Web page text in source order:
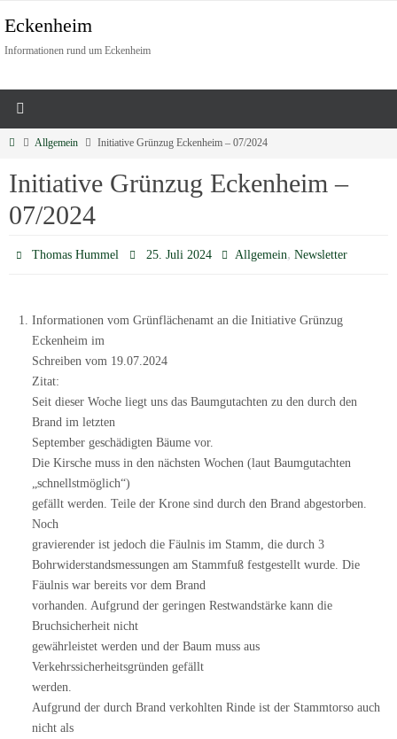
Eckenheim
Informationen rund um Eckenheim
Allgemein Initiative Grünzug Eckenheim – 07/2024
Initiative Grünzug Eckenheim –
07/2024
Thomas Hummel 25. Juli 2024 Allgemein, Newsletter
Informationen vom Grünflächenamt an die Initiative Grünzug
Eckenheim im
Schreiben vom 19.07.2024
Zitat:
Seit dieser Woche liegt uns das Baumgutachten zu den durch den
Brand im letzten
September geschädigten Bäume vor.
Die Kirsche muss in den nächsten Wochen (laut Baumgutachten
„schnellstmöglich“)
gefällt werden. Teile der Krone sind durch den Brand abgestorben.
Noch
gravierender ist jedoch die Fäulnis im Stamm, die durch 3
Bohrwiderstandsmessungen am Stammfuß festgestellt wurde. Die
Fäulnis war bereits vor dem Brand
vorhanden. Aufgrund der geringen Restwandstärke kann die
Bruchsicherheit nicht
gewährleistet werden und der Baum muss aus
Verkehrssicherheitsgründen gefällt
werden.
Aufgrund der durch Brand verkohlten Rinde ist der Stammtorso auch
nicht als